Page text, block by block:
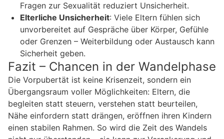
Fragen zur Sexualität reduziert Unsicherheit.
Elterliche Unsicherheit: Viele Eltern fühlen sich
unvorbereitet auf Gespräche über Körper, Gefühle
oder Grenzen – Weiterbildung oder Austausch kann
Sicherheit geben.
Fazit – Chancen in der Wandelphase
Die Vorpubertät ist keine Krisenzeit, sondern ein
Übergangsraum voller Möglichkeiten: Eltern, die
begleiten statt steuern, verstehen statt beurteilen,
Nähe einfordern statt drängen, eröffnen ihren Kindern
einen stabilen Rahmen. So wird die Zeit des Wandels